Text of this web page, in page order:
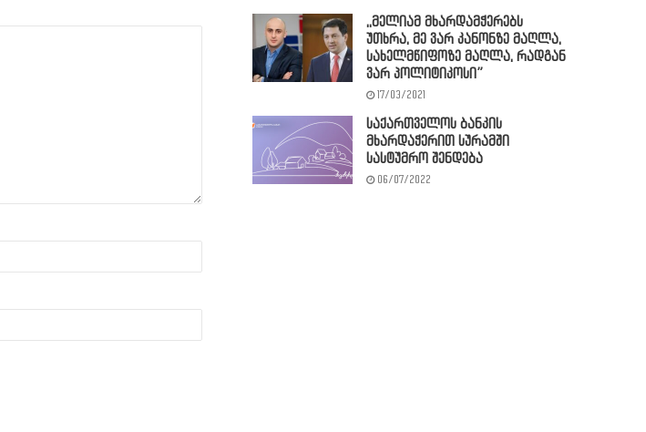
,,მელიამ მხარდამჭერებს
უთხრა, მე ვარ კანონზე მაღლა,
სახელმწიფოზე მაღლა, რადგან
ვარ პოლიტიკოსი”
17/03/2021
საქართველოს ბანკის
მხარდაჭერით სურამში
სასტუმრო შენდება
06/07/2022